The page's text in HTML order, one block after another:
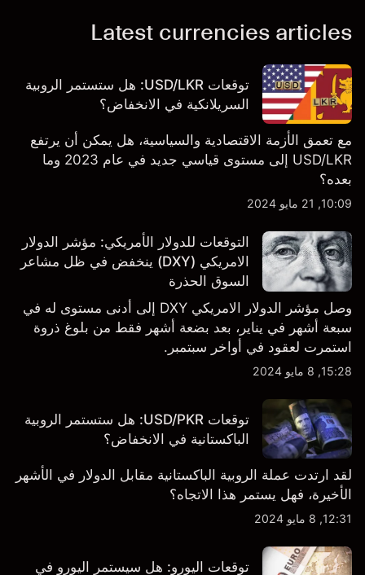
Latest currencies articles
توقعات USD/LKR: هل ستستمر الروبية
السريلانكية في الانخفاض؟
مع تعمق الأزمة الاقتصادية والسياسية، هل يمكن أن يرتفع
USD/LKR إلى مستوى قياسي جديد في عام 2023 وما
بعده؟
10:09, 21 مايو 2024
التوقعات للدولار الأمريكي: مؤشر الدولار
الامريكي (DXY) ينخفض في ظل مشاعر
السوق الحذرة
وصل مؤشر الدولار الامريكي DXY إلى أدنى مستوى له في
سبعة أشهر في يناير، بعد بضعة أشهر فقط من بلوغ ذروة
استمرت لعقود في أواخر سبتمبر.
15:28, 8 مايو 2024
توقعات USD/PKR: هل ستستمر الروبية
الباكستانية في الانخفاض؟
لقد ارتدت عملة الروبية الباكستانية مقابل الدولار في الأشهر
الأخيرة، فهل يستمر هذا الاتجاه؟
12:31, 8 مايو 2024
توقعات اليورو: هل سيستمر اليورو في